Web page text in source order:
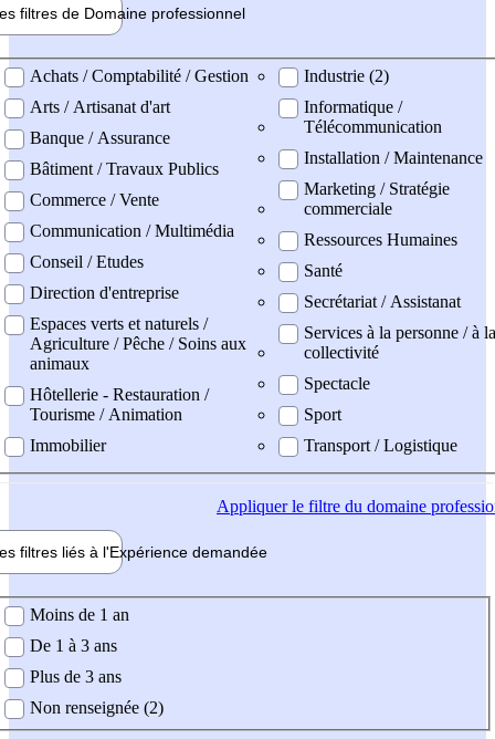
filtres de Domaine professionnel
professionel
Achats / Comptabilité / Gestion
Arts / Artisanat d'art
Banque / Assurance
Bâtiment / Travaux Publics
Commerce / Vente
Communication / Multimédia
Conseil / Etudes
Direction d'entreprise
Espaces verts et naturels /
Agriculture / Pêche / Soins aux
animaux
Hôtellerie - Restauration /
Tourisme / Animation
Immobilier
Industrie (2)
Informatique /
Télécommunication
Installation / Maintenance
Marketing / Stratégie
commerciale
Ressources Humaines
Santé
Secrétariat / Assistanat
Services à la personne / à la
collectivité
Spectacle
Sport
Transport / Logistique
Appliquerle filtre du domaine
filtres liés à l'Expérience demandée
demandée
Moins de 1 an
De 1 à 3 ans
Plus de 3 ans
Non renseignée (2)